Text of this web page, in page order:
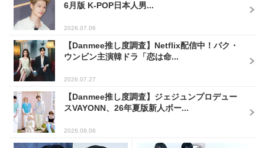
6月版 K-POP日本人男...
2026.07.06
【Danmee推し度調査】Netflix配信中！パク・
ウンビン主演韓ドラ「恋は命...
2026.07.27
【Danmee推し度調査】ジェジュンプロデュー
スVAYONN、26年夏版新人ボー...
2026.08.06